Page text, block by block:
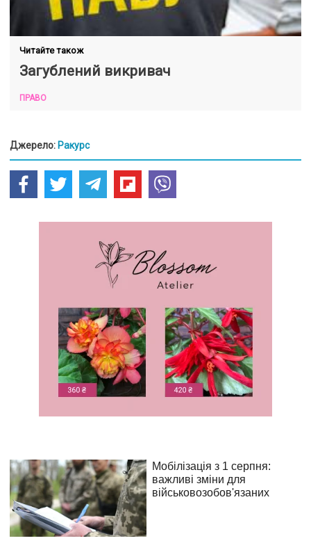
Читайте також
Загублений викривач
ПРАВО
Джерело: Ракурс